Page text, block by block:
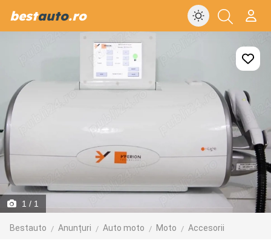
bestauto.ro
1 / 1
Bestauto Anunțuri Auto moto Moto Accesorii